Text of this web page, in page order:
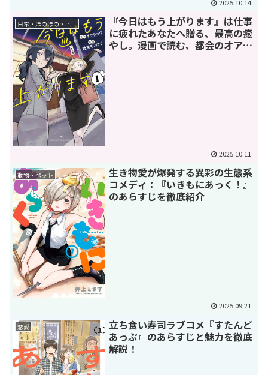
2025.10.14
日常・ほのぼの・癒し
『今日はもう上がります』は仕事
に疲れたあなたへ贈る、最高の癒
やし。漫画で読む、都会のオアシ
2025.10.11
動物・ペット
生き物愛が爆発する異彩の生態系
コメディ：『いきもにあっく！』
のあらすじを徹底紹介
2025.09.21
恋愛
立ち食い寿司ラブコメ『すたんど
あっぷ』のあらすじと魅力を徹底
解説！